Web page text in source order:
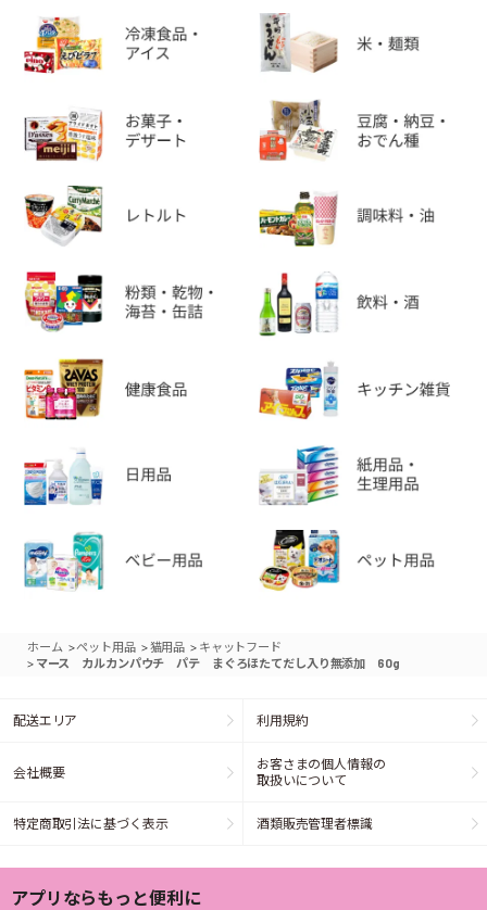
ホーム >ペット用品 >猫用品 > キャットフード
> マース カルカンパウチ パテ まぐろほたてだし入り無添加 60g
配送エリア 利用規約
会社概要
お客さまの個人情報の
取扱いについて
特定商取引法に基づく表示 酒類販売管理者標識
アプリならもっと便利に